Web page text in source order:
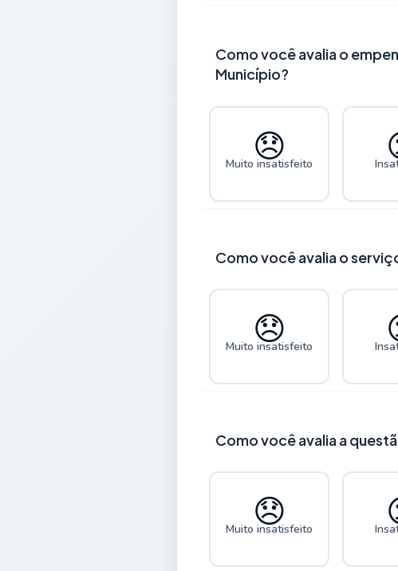
Como você avalia o
Município?
😞
Muito insatisfeito
Como você avalia o
😞
Muito insatisfeito
Como você avalia a
😞
Muito insatisfeito